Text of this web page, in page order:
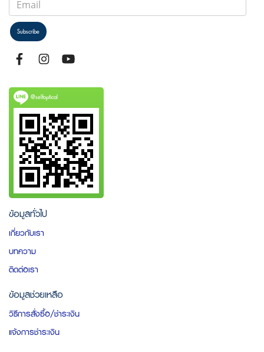
Subscribe
@selfoptical
ข้อมูลทั่วไป
เกี่ยวกับเรา
บทความ
ติดต่อเรา
ข้อมูลช่วยเหลือ
วิธีการสั่งซื้อ/ชำระเงิน
แจ้งการชำระเงิน